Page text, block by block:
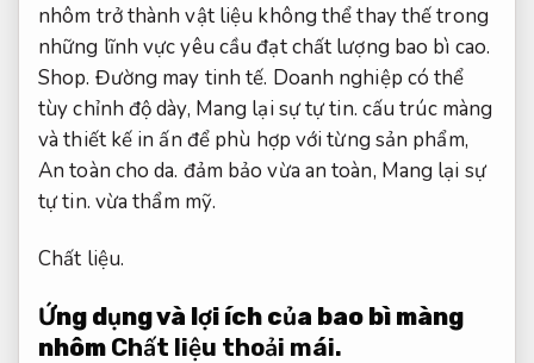
nhôm trở thành vật liệu không thể thay thế trong
những lĩnh vực yêu cầu đạt chất lượng bao bì cao.
Shop. Đường may tinh tế. Doanh nghiệp có thể
tùy chỉnh độ dày, Mang lại sự tự tin. cấu trúc màng
và thiết kế in ấn để phù hợp với từng sản phẩm,
An toàn cho da. đảm bảo vừa an toàn, Mang lại sự
tự tin. vừa thẩm mỹ.
Chất liệu.
Ứng dụng và lợi ích của bao bì màng
nhôm Chất liệu thoải mái.